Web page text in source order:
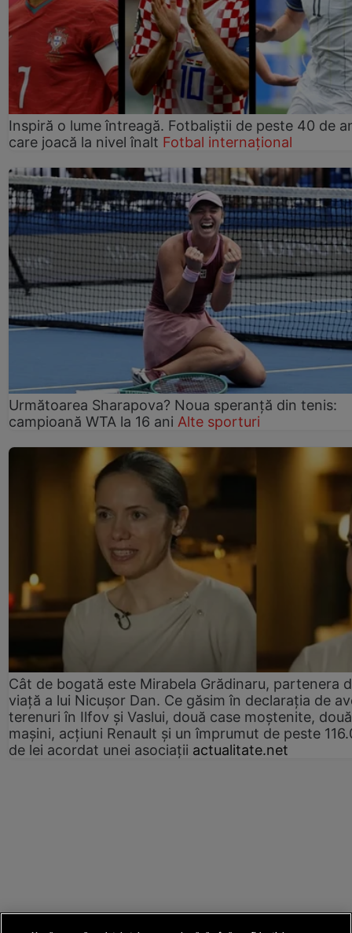
Inspiră o lume întreagă. Fotbaliștii de peste 40 de
care joacă la nivel înalt Fotbal internațional
Următoarea Sharapova? Noua speranță din tenis:
campioană WTA la 16 ani Alte sporturi
Cât de bogată este Mirabela Grădinaru, partenera
viață a lui Nicușor Dan. Ce găsim în declarația de
terenuri în Ilfov și Vaslui, două case moștenite, două
mașini, acțiuni Renault și un împrumut de peste
de lei acordat unei asociații actualitate.net